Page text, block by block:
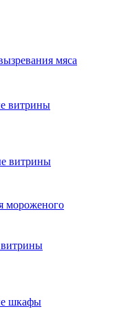
мяса
витрины
витрины
мороженого
шкафы